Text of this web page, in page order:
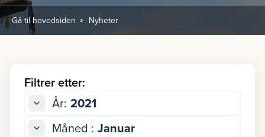
Gå til hovedsiden Nyheter
Filtrer etter:
År: 2021
Måned : Januar